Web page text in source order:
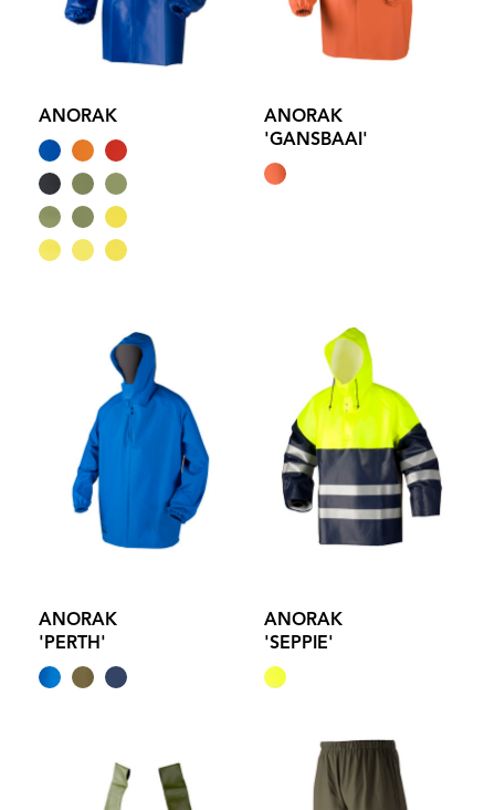
ANORAK
ANORAK
'GANSBAAI'
ANORAK
'PERTH'
ANORAK
'SEPPIE'